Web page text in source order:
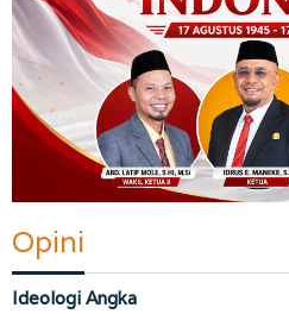
Opini
Ideologi Angka